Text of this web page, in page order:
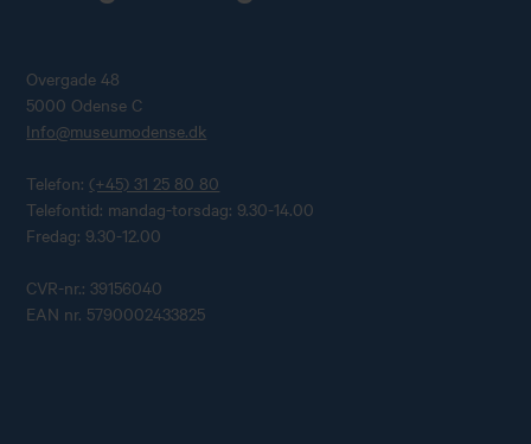
Overgade 48
5000 Odense C
Info@museumodense.dk
Telefon: (+45) 31 25 80 80
Telefontid: mandag-torsdag: 9.30-14.00
Fredag: 9.30-12.00
CVR-nr.: 39156040
EAN nr. 5790002433825